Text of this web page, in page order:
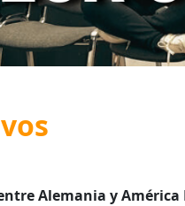
Alemania y América